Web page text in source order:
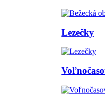
Lezečky